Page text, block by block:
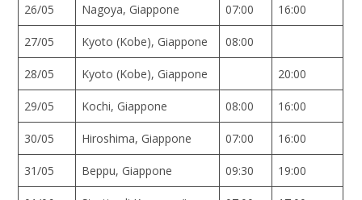
26/05 Nagoya, Giappone 07:00 16:00
27/05 Kyoto (Kobe), Giappone 08:00
28/05 Kyoto (Kobe), Giappone 20:00
29/05 Kochi, Giappone 08:00 16:00
30/05 Hiroshima, Giappone 07:00 16:00
31/05 Beppu, Giappone 09:30 19:00